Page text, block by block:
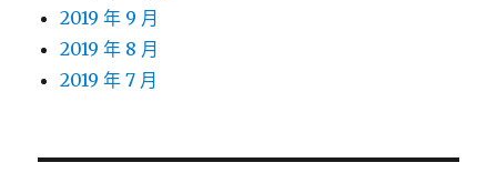
2019 年 9 月
2019 年 8 月
2019 年 7 月